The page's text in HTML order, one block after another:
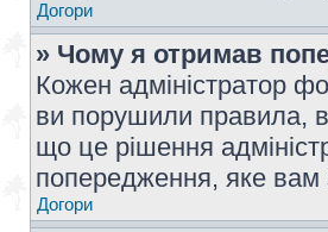
Догори
» Чому я отримав
Кожен адміністратор
ви порушили правила,
що це рішення
попередження, яке вам
Догори